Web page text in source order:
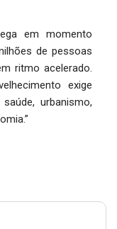
em momento
de pessoas
ritmo acelerado.
exige
urbanismo,